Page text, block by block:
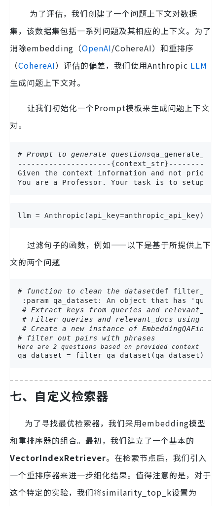
为了评估，我们创建了一个问题上下文对数据
集，该数据集包括一系列问题及其相应的上下文。为了
消除embedding（OpenAI/CohereAI）和重排序
（CohereAI）评估的偏差，我们使用Anthropic LLM
生成问题上下文对。
让我们初始化一个Prompt模板来生成问题上下文
对。
# Prompt to generate questions
---------------------
Given the context information and not prior
You are a Professor. Your task is to setup
llm =
过滤句子的函数，例如——以下是基于所提供上下
文的两个问题
# function to clean the datasetdef
:param qa_dataset: An object that has
# Extract keys from queries and
# Filter queries and relevant_docs using
# Create a new instance of
# filter out pairs with phrases
Here are 2 questions based on provided context
qa_dataset = filter_qa_dataset(qa_dataset)
七、自定义检索器
为了寻找最优检索器，我们采用embedding模型
和重排序器的组合。最初，我们建立了一个基本的
VectorIndexRetriever。在检索节点后，我们引入
一个重排序器来进一步细化结果。值得注意的是，对于
这个特定的实验，我们将similarity_top_k设置为